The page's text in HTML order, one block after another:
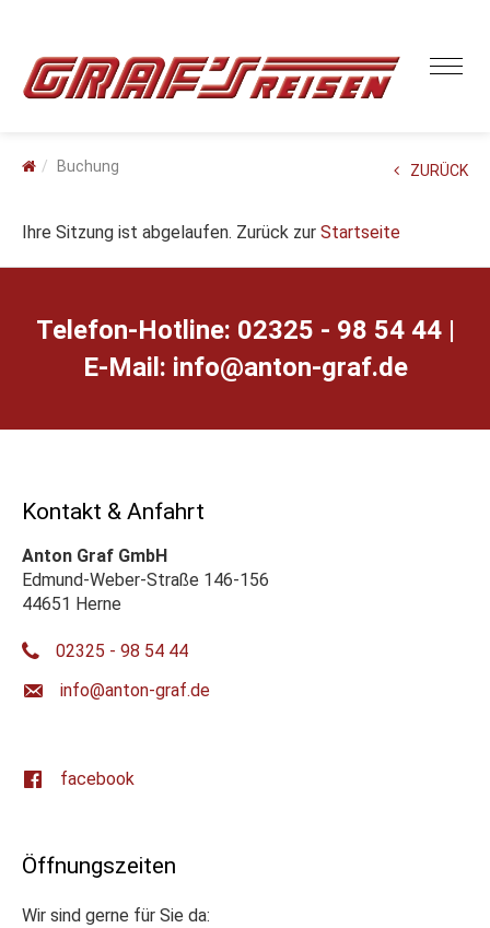
Buchung ZURÜCK
Ihre Sitzung ist abgelaufen. Zurück zur Startseite
Telefon-Hotline: 02325 - 98 54 44 |
E-Mail: ed.farg-notna@ofni
Kontakt & Anfahrt
Anton Graf GmbH
Edmund-Weber-Straße 146-156
44651 Herne
02325 - 98 54 44
ed.farg-notna@ofni
facebook
Öffnungszeiten
Wir sind gerne für Sie da: